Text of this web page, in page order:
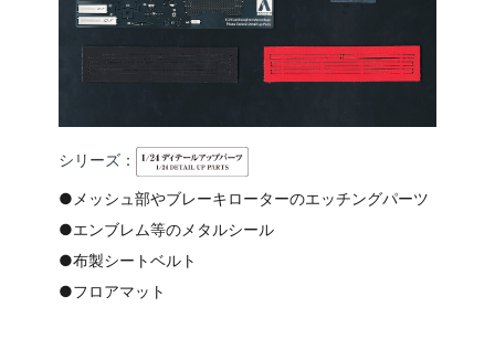
シリーズ：
●メッシュ部やブレーキローターのエッチングパーツ
●エンブレム等のメタルシール
●布製シートベルト
●フロアマット